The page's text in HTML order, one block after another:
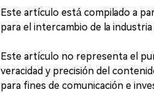
Este artículo está compilado a
para el intercambio de la
Este artículo no representa el
veracidad y precisión del
para fines de comunicación e